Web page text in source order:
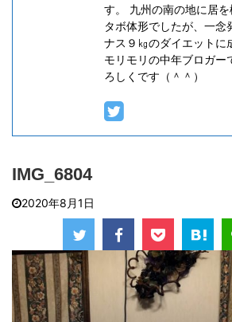
す。 九州の南の地に居
タボ体形でしたが、一念
ナス９㎏のダイエットに
モリモリの中年ブロガー
ろしくです（＾＾）
IMG_6804
2020年8月1日